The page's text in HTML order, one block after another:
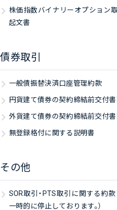
株価指数バイナリーオプション
起文書
債券取引
一般債振替決済口座管理約款
円貨建て債券の契約締結前交付
外貨建て債券の契約締結前交付
無登録格付に関する説明書
その他
SOR取引・PTS取引に関する約
一時的に停止しております。）